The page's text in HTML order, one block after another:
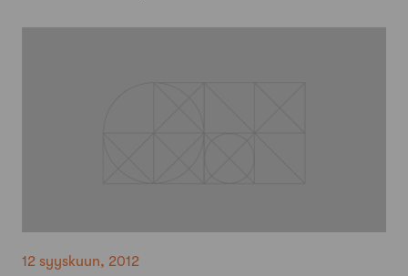
12 syyskuun, 2012